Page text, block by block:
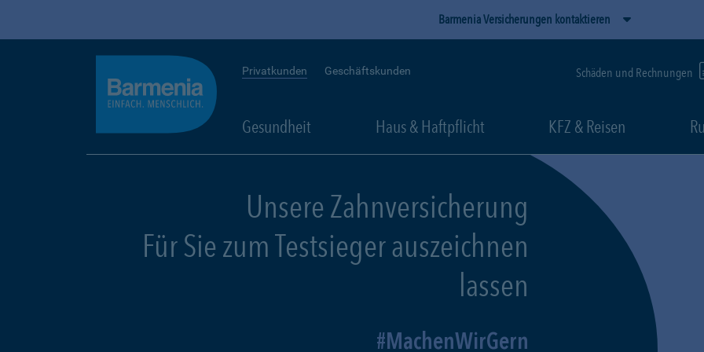
Barmenia Versicherungen kontaktieren
Privatkunden Geschäftskunden Schäden und Rechnungen
Gesundheit Haus & Haftpflicht KFZ & Reisen
Unsere Zahnversicherung
Für Sie zum Testsieger auszeichnen
lassen
MachenWirGern